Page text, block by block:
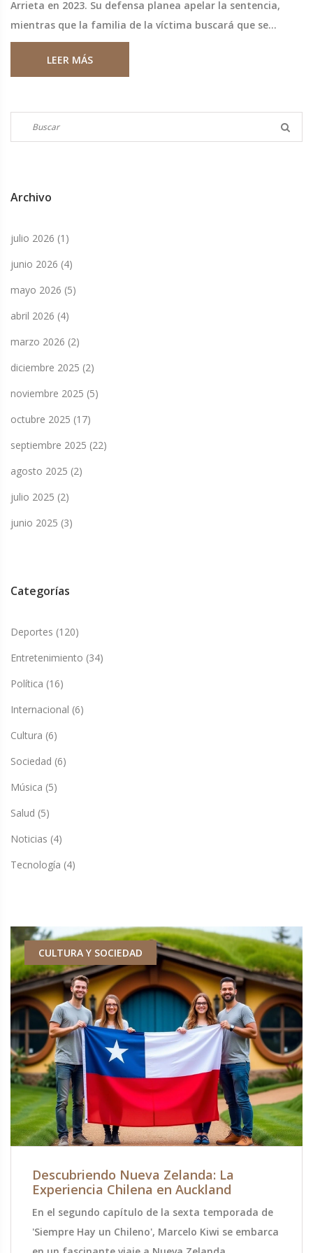
Arrieta en 2023. Su defensa planea apelar la sentencia,
mientras que la familia de la víctima buscará que se
mantenga la condena. Tras cumplir ocho años, Sancho
podría solicitar cumplir su condena en España.
LEER MÁS
Archivo
julio 2026 (1)
junio 2026 (4)
mayo 2026 (5)
abril 2026 (4)
marzo 2026 (2)
diciembre 2025 (2)
noviembre 2025 (5)
octubre 2025 (17)
septiembre 2025 (22)
agosto 2025 (2)
julio 2025 (2)
junio 2025 (3)
Categorías
Deportes (120)
Entretenimiento (34)
Política (16)
Internacional (6)
Cultura (6)
Sociedad (6)
Música (5)
Salud (5)
Noticias (4)
Tecnología (4)
CULTURA Y SOCIEDAD
Descubriendo Nueva Zelanda: La
Experiencia Chilena en Auckland
En el segundo capítulo de la sexta temporada de
'Siempre Hay un Chileno', Marcelo Kiwi se embarca